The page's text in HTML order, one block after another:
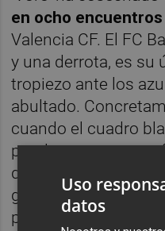
en ocho encuentros
Valencia CF. El FC
y una derrota, es su
tropiezo ante los
abultado.
cuando el cuadro
proclamarse
destituyó a
Ronald
goleado ante el
por al Camp Nou fue
Uso
datos